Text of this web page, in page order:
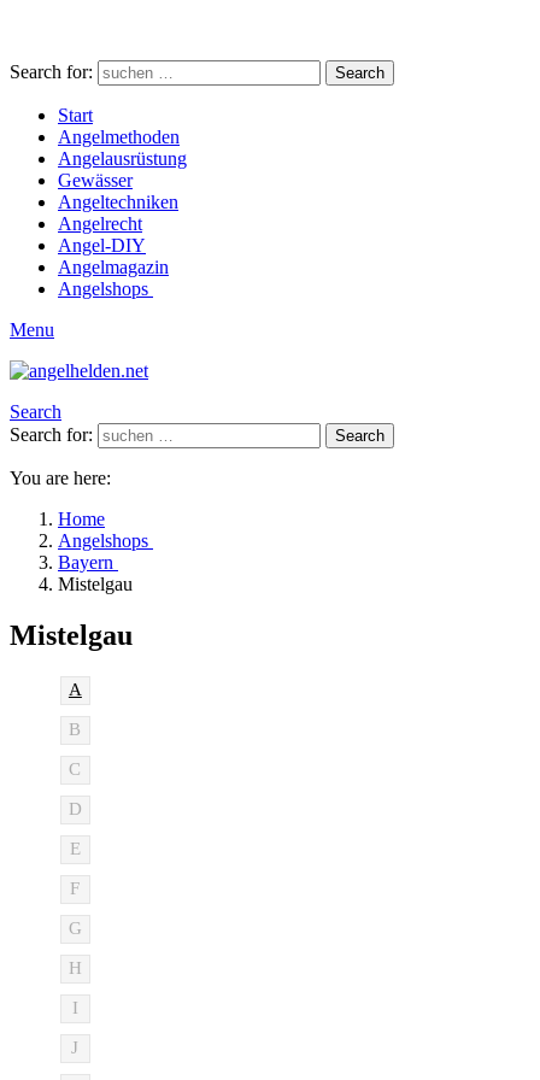
Search for: Search
Start
Angelmethoden
Angelausrüstung
Gewässer
Angeltechniken
Angelrecht
Angel-DIY
Angelmagazin
Angelshops
Menu
Search
Search for:
Search
You are here:
Home
Angelshops
Bayern
Mistelgau
Mistelgau
A
B
C
D
E
F
G
H
I
J